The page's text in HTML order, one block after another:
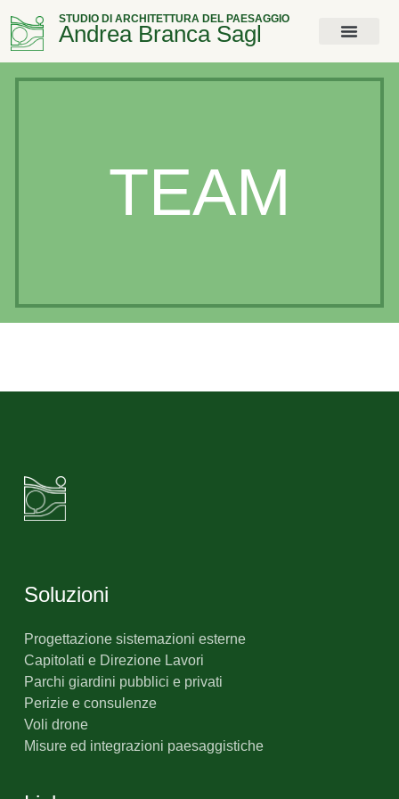
STUDIO DI ARCHITETTURA DEL PAESAGGIO
Andrea Branca Sagl
TEAM
Soluzioni
Progettazione sistemazioni esterne
Capitolati e Direzione Lavori
Parchi giardini pubblici e privati
Perizie e consulenze
Voli drone
Misure ed integrazioni paesaggistiche